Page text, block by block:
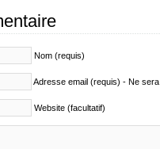
Nom (requis)
Adresse email (requis) - Ne
Website (facultatif)